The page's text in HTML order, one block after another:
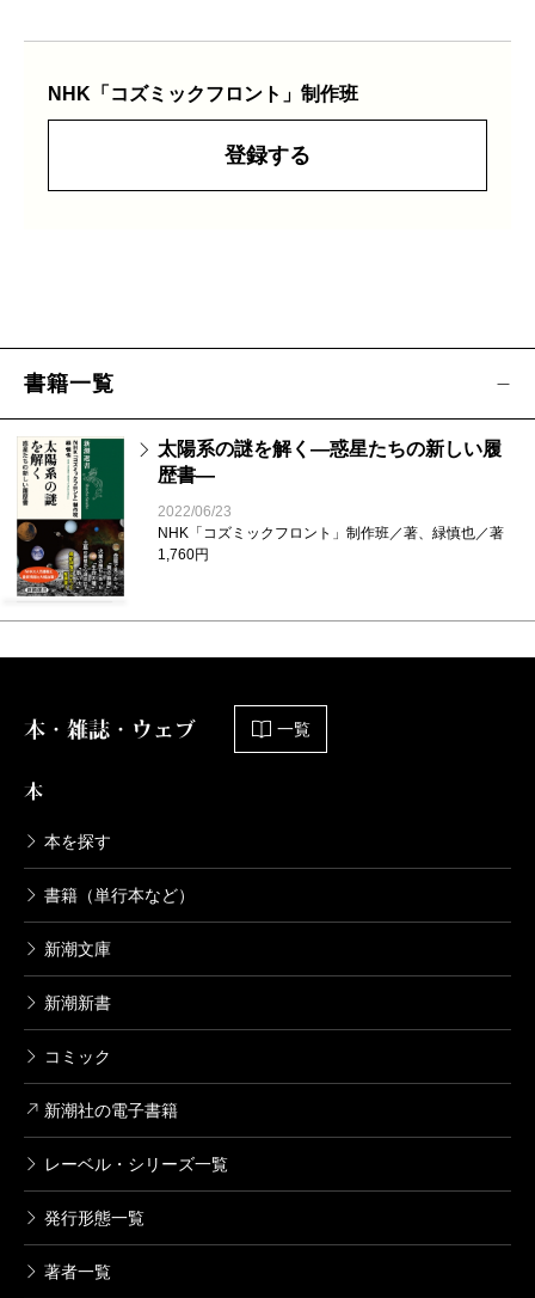
NHK「コズミックフロント」制作班
登録する
書籍一覧
太陽系の謎を解く―惑星たちの新しい履
歴書―
2022/06/23
NHK「コズミックフロント」制作班／著、緑慎也／著
1,760円
本・雑誌・ウェブ 一覧
本
本を探す
書籍（単行本など）
新潮文庫
新潮新書
コミック
新潮社の電子書籍
レーベル・シリーズ一覧
発行形態一覧
著者一覧